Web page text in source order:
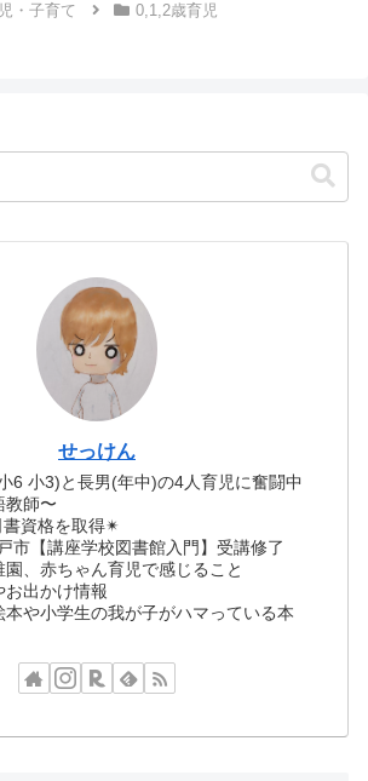
・子育て 0,1,2歳育児
せっけん
6 小3)と長男(年中)の4人育児に奮闘中
教師〜
書資格を取得✴︎
市【講座学校図書館入門】受講修了
園、赤ちゃん育児で感じること
お出かけ情報
本や小学生の我が子がハマっている本